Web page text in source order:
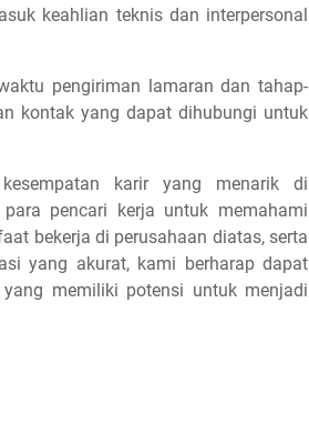
keahlian teknis dan interpersonal
pengiriman lamaran dan tahap-
kontak yang dapat dihubungi untuk
karir yang menarik di
pencari kerja untuk memahami
bekerja di perusahaan diatas, serta
yang akurat, kami berharap dapat
memiliki potensi untuk menjadi